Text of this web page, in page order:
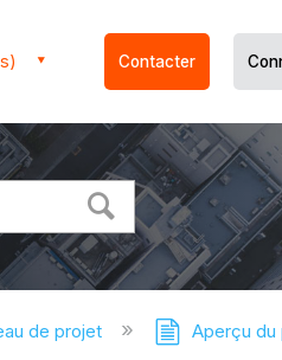
Contacter
de projet Aperçu du